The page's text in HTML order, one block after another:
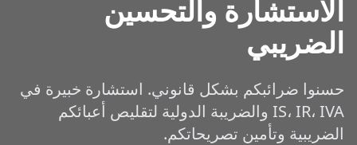
الاستشارة والتحسين
الضريبي
حسنوا ضرائبكم بشكل قانوني. استشارة خبيرة في
IS، IR، IVA والضريبة الدولية لتقليص أعبائكم
الضريبية وتأمين تصريحاتكم.